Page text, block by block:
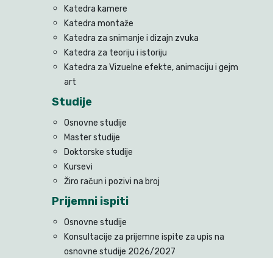
Katedra kamere
Katedra montaže
Katedra za snimanje i dizajn zvuka
Katedra za teoriju i istoriju
Katedra za Vizuelne efekte, animaciju i gejm
art
Studije
Osnovne studije
Master studije
Doktorske studije
Kursevi
Žiro račun i pozivi na broj
Prijemni ispiti
Osnovne studije
Konsultacije za prijemne ispite za upis na
osnovne studije 2026/2027